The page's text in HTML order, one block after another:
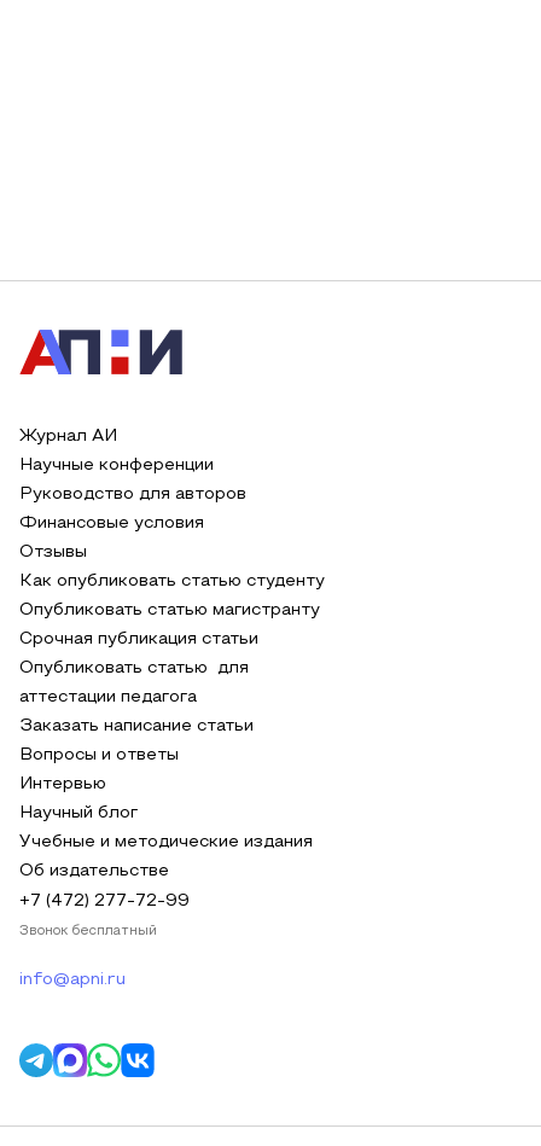
Журнал АИ
Научные конференции
Руководство для авторов
Финансовые условия
Отзывы
Как опубликовать статью студенту
Опубликовать статью магистранту
Срочная публикация статьи
Опубликовать статью для
аттестации педагога
Заказать написание статьи
Вопросы и ответы
Интервью
Научный блог
Учебные и методические издания
Об издательстве
+7 (472) 277-72-99
Звонок бесплатный
info@apni.ru